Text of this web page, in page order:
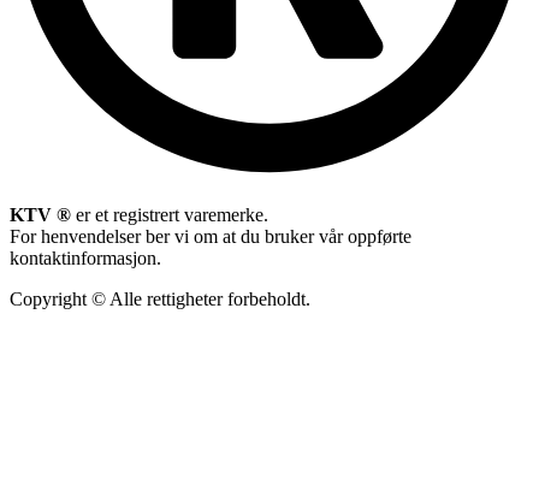
KTV ® er et registrert varemerke.
For henvendelser ber vi om at du bruker vår oppførte
kontaktinformasjon.
Copyright © Alle rettigheter forbeholdt.